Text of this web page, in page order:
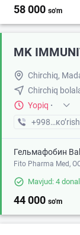
58 000 so'm
MK
Chirchiq,
Chirchiq
Yopiq ·
+998 (70)кo’rish
Гельмафобин
Fito Pharma Med,
Mavjud: 4
44 000 so'm